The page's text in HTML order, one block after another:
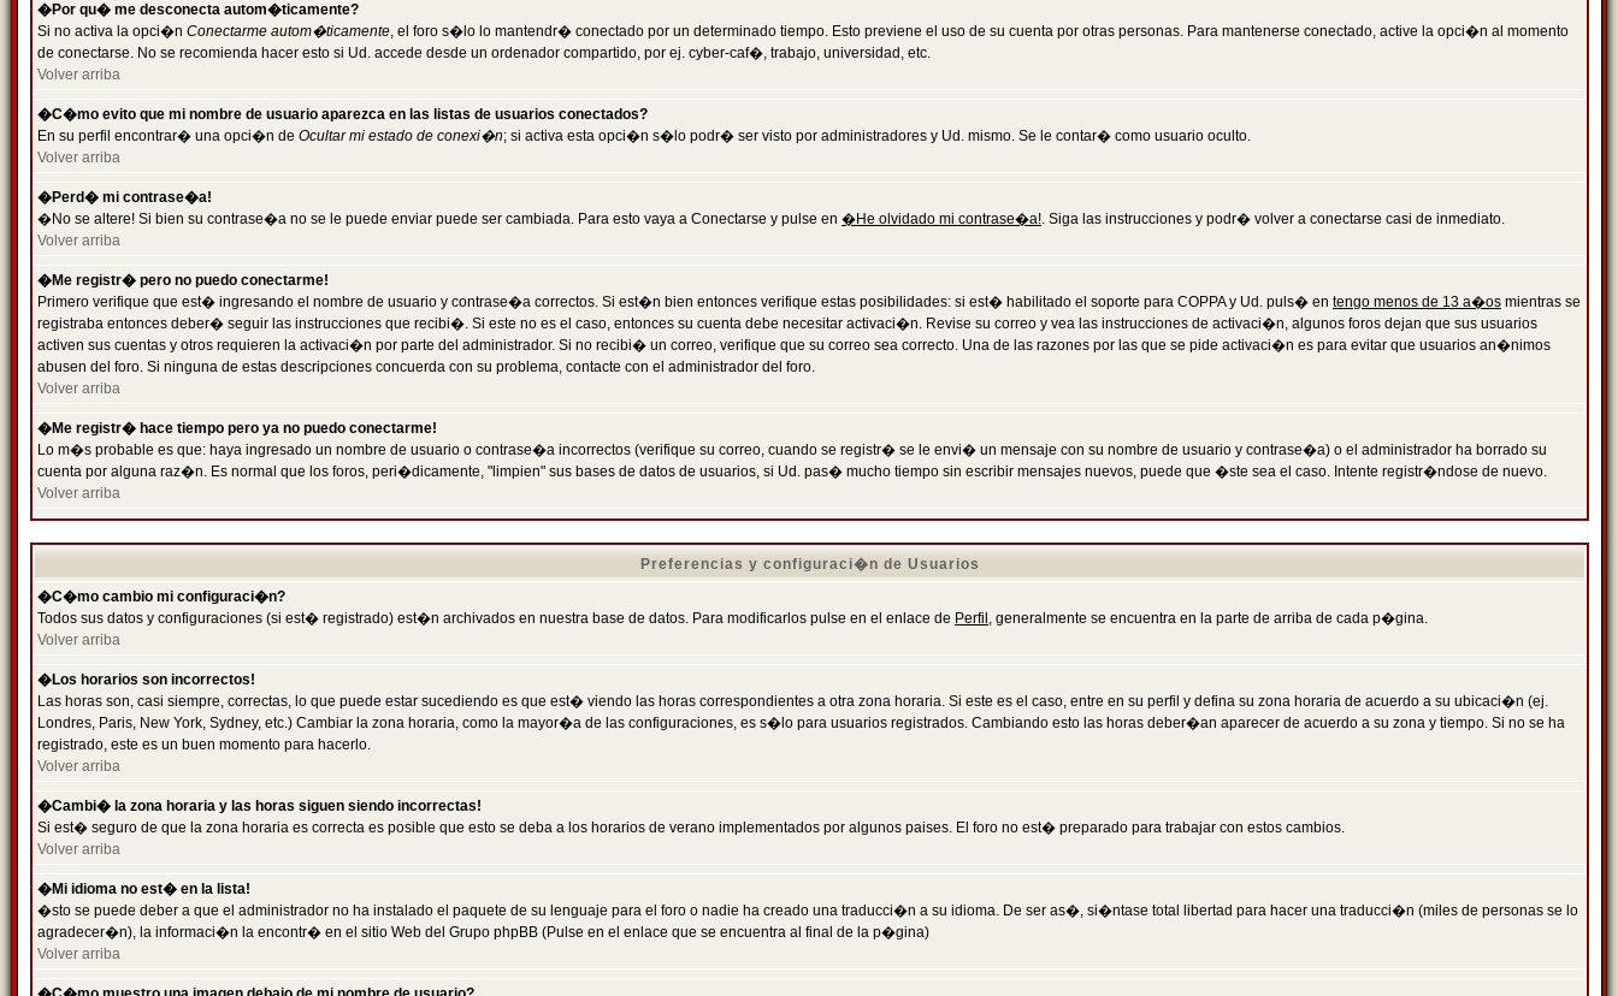
�Por qu� me desconecta autom�ticamente?
Si no activa la opci�n Conectarme autom�ticamente, el foro s�lo lo mantendr� conectado por un determinado tiempo. Esto previene el uso de su cuenta por otras personas. Para mantenerse conectado, active la opci�n al momento
de conectarse. No se recomienda hacer esto si Ud. accede desde un ordenador compartido, por ej. cyber-caf�, trabajo, universidad, etc.
Volver arriba
�C�mo evito que mi nombre de usuario aparezca en las listas de usuarios conectados?
En su perfil encontrar� una opci�n de Ocultar mi estado de conexi�n; si activa esta opci�n s�lo podr� ser visto por administradores y Ud. mismo. Se le contar� como usuario oculto.
Volver arriba
�Perd� mi contrase�a!
�No se altere! Si bien su contrase�a no se le puede enviar puede ser cambiada. Para esto vaya a Conectarse y pulse en �He olvidado mi contrase�a!. Siga las instrucciones y podr� volver a conectarse casi de inmediato.
Volver arriba
�Me registr� pero no puedo conectarme!
Primero verifique que est� ingresando el nombre de usuario y contrase�a correctos. Si est�n bien entonces verifique estas posibilidades: si est� habilitado el soporte para COPPA y Ud. puls� en tengo menos de 13 a�os mientras se
registraba entonces deber� seguir las instrucciones que recibi�. Si este no es el caso, entonces su cuenta debe necesitar activaci�n. Revise su correo y vea las instrucciones de activaci�n, algunos foros dejan que sus usuarios
activen sus cuentas y otros requieren la activaci�n por parte del administrador. Si no recibi� un correo, verifique que su correo sea correcto. Una de las razones por las que se pide activaci�n es para evitar que usuarios an�nimos
abusen del foro. Si ninguna de estas descripciones concuerda con su problema, contacte con el administrador del foro.
Volver arriba
�Me registr� hace tiempo pero ya no puedo conectarme!
Lo m�s probable es que: haya ingresado un nombre de usuario o contrase�a incorrectos (verifique su correo, cuando se registr� se le envi� un mensaje con su nombre de usuario y contrase�a) o el administrador ha borrado su
cuenta por alguna raz�n. Es normal que los foros, peri�dicamente, "limpien" sus bases de datos de usuarios, si Ud. pas� mucho tiempo sin escribir mensajes nuevos, puede que �ste sea el caso. Intente registr�ndose de nuevo.
Volver arriba
Preferencias y configuraci�n de Usuarios
�C�mo cambio mi configuraci�n?
Todos sus datos y configuraciones (si est� registrado) est�n archivados en nuestra base de datos. Para modificarlos pulse en el enlace de Perfil , generalmente se encuentra en la parte de arriba de cada p�gina.
Volver arriba
�Los horarios son incorrectos!
Las horas son, casi siempre, correctas, lo que puede estar sucediendo es que est� viendo las horas correspondientes a otra zona horaria. Si este es el caso, entre en su perfil y defina su zona horaria de acuerdo a su ubicaci�n (ej.
Londres, Paris, New York, Sydney, etc.) Cambiar la zona horaria, como la mayor�a de las configuraciones, es s�lo para usuarios registrados. Cambiando esto las horas deber�an aparecer de acuerdo a su zona y tiempo. Si no se ha
registrado, este es un buen momento para hacerlo.
Volver arriba
�Cambi� la zona horaria y las horas siguen siendo incorrectas!
Si est� seguro de que la zona horaria es correcta es posible que esto se deba a los horarios de verano implementados por algunos paises. El foro no est� preparado para trabajar con estos cambios.
Volver arriba
�Mi idioma no est� en la lista!
�sto se puede deber a que el administrador no ha instalado el paquete de su lenguaje para el foro o nadie ha creado una traducci�n a su idioma. De ser as�, si�ntase total libertad para hacer una traducci�n (miles de personas se lo
agradecer�n), la informaci�n la encontr� en el sitio Web del Grupo phpBB (Pulse en el enlace que se encuentra al final de la p�gina)
Volver arriba